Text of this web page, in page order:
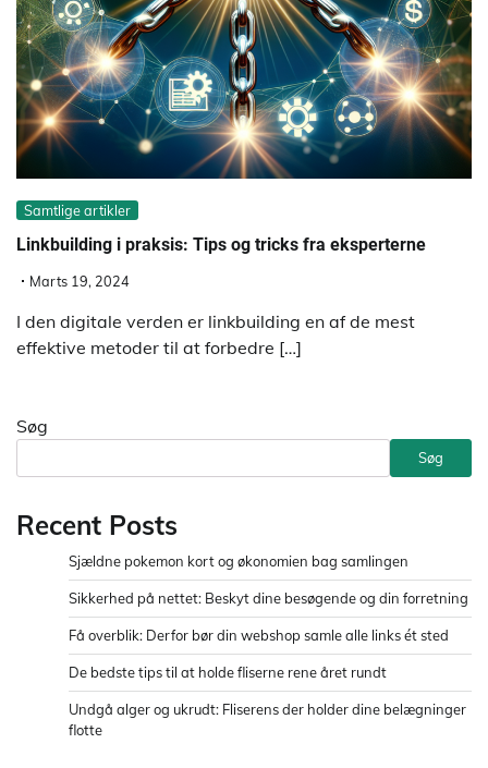
Samtlige artikler
Linkbuilding i praksis: Tips og tricks fra eksperterne
Marts 19, 2024
I den digitale verden er linkbuilding en af de mest
effektive metoder til at forbedre […]
Søg
Søg
Recent Posts
Sjældne pokemon kort og økonomien bag samlingen
Sikkerhed på nettet: Beskyt dine besøgende og din forretning
Få overblik: Derfor bør din webshop samle alle links ét sted
De bedste tips til at holde fliserne rene året rundt
Undgå alger og ukrudt: Fliserens der holder dine belægninger
flotte